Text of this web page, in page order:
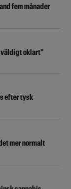
fem månader
oklart"
efter tysk
mer normalt